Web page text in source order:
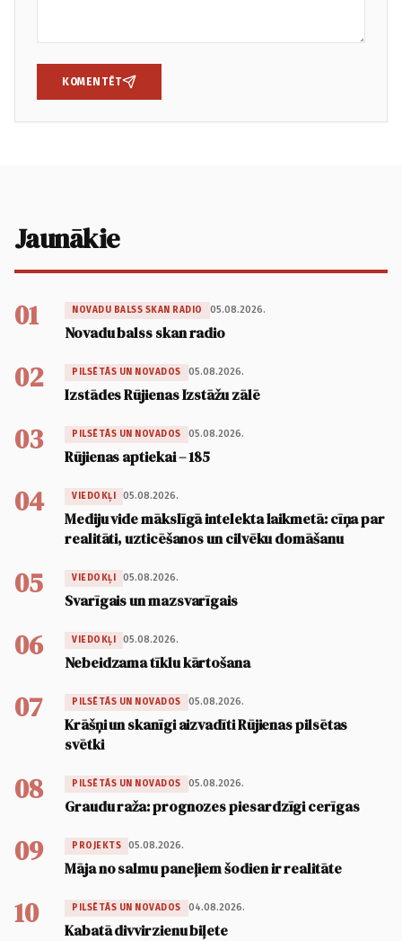
KOMENTĒT
Jaunākie
01 NOVADU BALSS SKAN RADIO 05.08.2026.
Novadu balss skan radio
02 PILSĒTĀS UN NOVADOS 05.08.2026.
Izstādes Rūjienas Izstāžu zālē
03 PILSĒTĀS UN NOVADOS 05.08.2026.
Rūjienas aptiekai – 185
04 VIEDOKĻI 05.08.2026.
Mediju vide mākslīgā intelekta laikmetā: cīņa par
realitāti, uzticēšanos un cilvēku domāšanu
05 VIEDOKĻI 05.08.2026.
Svarīgais un mazsvarīgais
06 VIEDOKĻI 05.08.2026.
Nebeidzama tīklu kārtošana
07 PILSĒTĀS UN NOVADOS 05.08.2026.
Krāšņi un skanīgi aizvadīti Rūjienas pilsētas
svētki
08 PILSĒTĀS UN NOVADOS 05.08.2026.
Graudu raža: prognozes piesardzīgi cerīgas
09 PROJEKTS 05.08.2026.
Māja no salmu paneļiem šodien ir realitāte
10 PILSĒTĀS UN NOVADOS 04.08.2026.
Kabatā divvirzienu biļete